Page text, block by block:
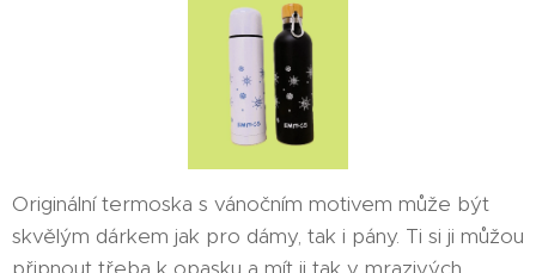
Originální termoska s vánočním motivem může být
skvělým dárkem jak pro dámy, tak i pány. Ti si ji můžou